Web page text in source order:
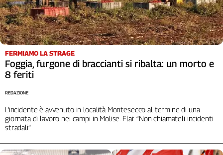
FERMIAMO LA STRAGE
Foggia, furgone di braccianti si ribalta: un morto e
8 feriti
L’incidente è avvenuto in località Montesecco al termine di una
giornata di lavoro nei campi in Molise. Flai: “Non chiamateli incidenti
stradali”
REDAZIONE